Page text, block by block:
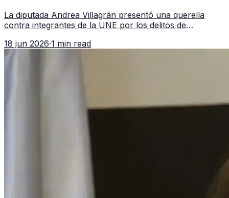
La diputada Andrea Villagrán presentó una querella
contra integrantes de la UNE por los delitos de
18 jun 2026·1 min read